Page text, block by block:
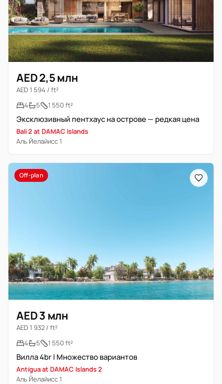
AED 2,5 млн
AED 1 594 / ft²
4
5 1 550 ft²
Эксклюзивный пентхаус на острове — редкая цена
Bali 2 at DAMAC Islands
Аль Йелайисс 1
Off-plan
AED 3 млн
AED 1 932 / ft²
4
5 1 550 ft²
Вилла 4br | Множество вариантов
Antigua at DAMAC Islands 2
Аль Йелайисс 1